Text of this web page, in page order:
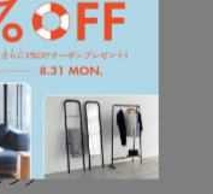
豊富な張地の中かお選
。
グタイプのためお手入
ング